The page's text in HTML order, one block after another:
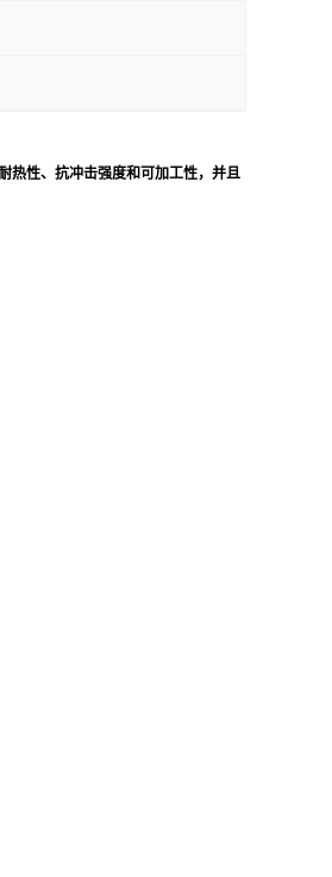
热性、抗冲击强度和可加工性，并且